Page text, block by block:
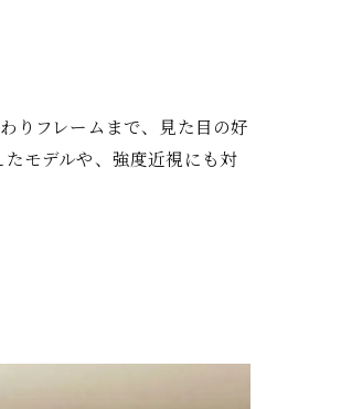
りフレームまで、見た目の好
モデルや、強度近視にも対